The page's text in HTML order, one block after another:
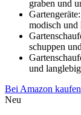
graben und
modisch und
schuppen
und
Bei Amazon kaufen
Neu